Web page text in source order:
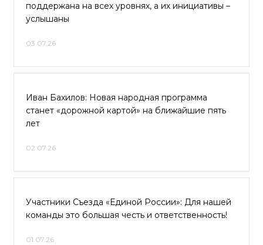
поддержана на всех уровнях, а их инициативы –
услышаны
03.07.26
Иван Бахилов: Новая народная программа
станет «дорожной картой» на ближайшие пять
лет
02.07.26
Участники Съезда «Единой России»: Для нашей
команды это большая честь и ответственность!
01.07.26